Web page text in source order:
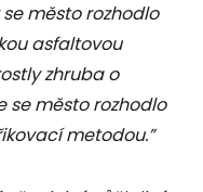
město rozhodlo
asfaltovou
zhruba o
se město rozhodlo
metodou.”